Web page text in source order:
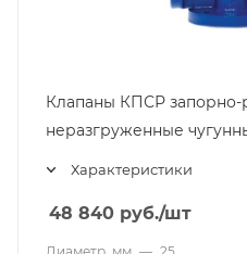
Клапаны КПСР
неразгруженные
Характеристики
48 840 руб./шт